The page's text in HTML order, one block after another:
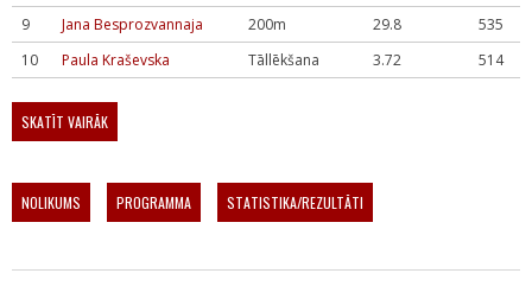
9
Jana Besprozvannaja 200m 29.8
535
10
Paula Kraševska Tāllēkšana 3.72 514
SKATĪT VAIRĀK
NOLIKUMS PROGRAMMA STATISTIKA/REZULTĀTI